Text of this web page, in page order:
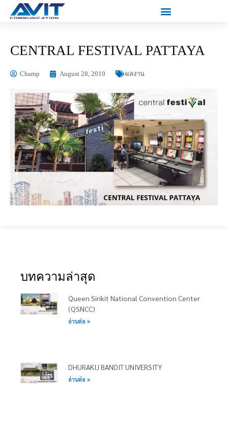
CENTRAL FESTIVAL PATTAYA
Champ August 28, 2019 ผลงาน
บทความล่าสุด
Queen Sirikit National Convention Center
(QSNCC)
อ่านต่อ »
DHURAKIJ BANDIT UNIVERSITY
อ่านต่อ »